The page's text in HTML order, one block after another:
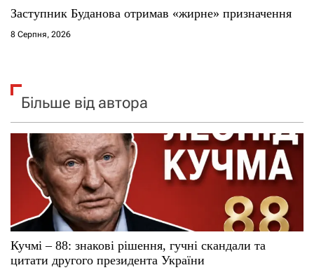
Заступник Буданова отримав «жирне» призначення
8 Серпня, 2026
Більше від автора
Кучмі – 88: знакові рішення, гучні скандали та
цитати другого президента України